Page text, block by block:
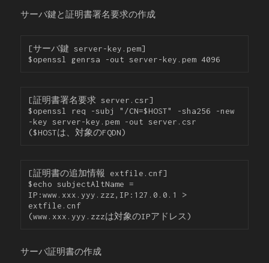
サーバ鍵と証明書署名要求の作成
[サーバ鍵 server-key.pem]
$openssl genrsa -out server-key.pem 4096
[証明書署名要求 server.csr]
$openssl req -subj "/CN=$HOST" -sha256 -new
-key server-key.pem -out server.csr
($HOSTは、対象のFQDN)
[証明書の追加情報 extfile.cnf]
$echo subjectAltName =
IP:www.xxx.yyy.zzz,IP:127.0.0.1 >
extfile.cnf
(www.xxx.yyy.zzzは対象のIPアドレス)
サーバ証明書の作成